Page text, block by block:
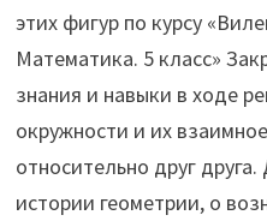
этих фигур по курсу
Математика. 5 класс»
знания и навыки в ходе
окружности и их
относительно друг
истории геометрии, о